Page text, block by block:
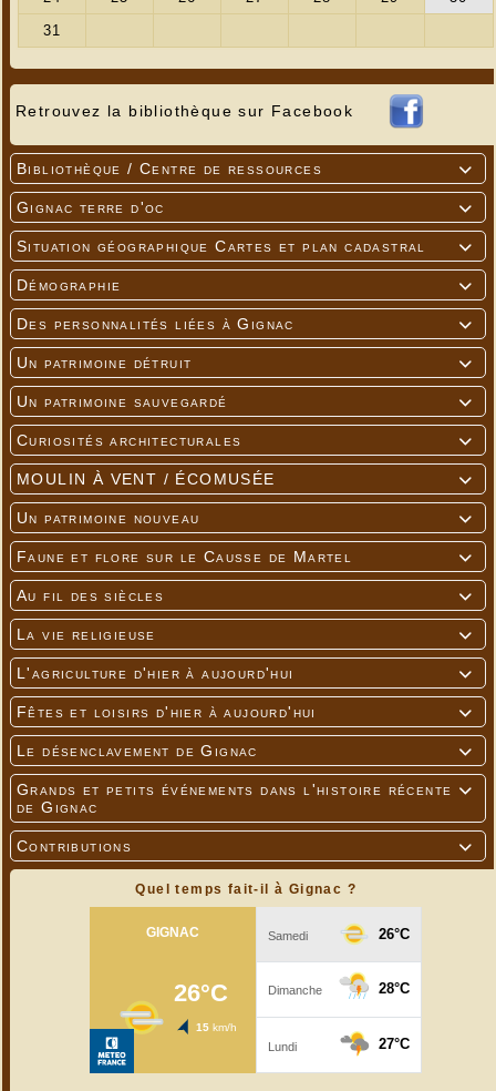
Retrouvez la bibliothèque sur Facebook

Bibliothèque / Centre de ressources

Gignac terre d'oc

Situation géographique Cartes et plan cadastral

Démographie

Des personnalités liées à Gignac

Un patrimoine détruit

Un patrimoine sauvegardé

Curiosités architecturales

MOULIN À VENT / ÉCOMUSÉE

Un patrimoine nouveau

Faune et flore sur le Causse de Martel

Au fil des siècles

La vie religieuse

L'agriculture d'hier à aujourd'hui

Fêtes et loisirs d'hier à aujourd'hui

Le désenclavement de Gignac

Grands et petits événements dans l'histoire récente
de Gignac

Contributions
Quel temps fait-il à Gignac ?